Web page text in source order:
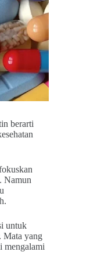
berarti
Namun
untuk
Mata yang
mengalami